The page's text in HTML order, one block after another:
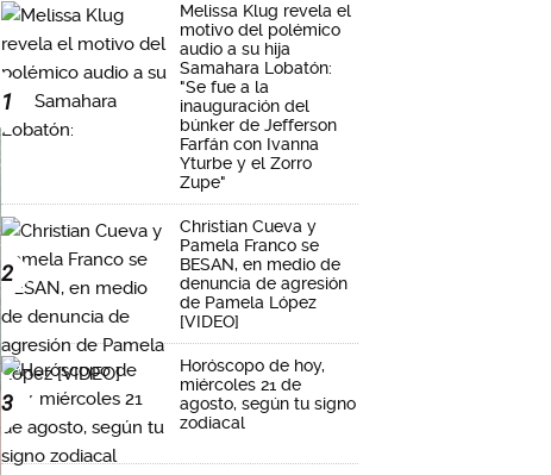
1
Melissa Klug revela el
motivo del polémico
audio a su hija
Samahara Lobatón:
"Se fue a la
inauguración del
búnker de Jefferson
Farfán con Ivanna
Yturbe y el Zorro
Zupe"
2
Christian Cueva y
Pamela Franco se
BESAN, en medio de
denuncia de agresión
de Pamela López
[VIDEO]
3
Horóscopo de hoy,
miércoles 21 de
agosto, según tu signo
zodiacal